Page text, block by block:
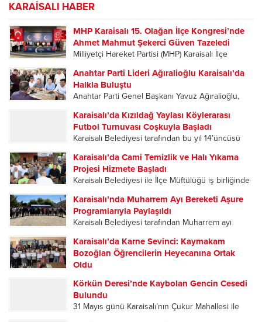
KARAİSALI HABER
MHP Karaisalı 15. Olağan İlçe Kongresi’nde
Ahmet Mahmut Şekerci Güven Tazeledi
Milliyetçi Hareket Partisi (MHP) Karaisalı İlçe
katılımla gerçekleştirildi. Tek listeyle gidilen
kongrede mevcut İlçe Başkanı Ahmet Mahmut
Şekerci, delegelerin oylarıyla yeniden ilçe
başkanlığına seçilerek...
Anahtar Parti Lideri Ağıralioğlu Karaisalı’da
Halkla Buluştu
Anahtar Parti Genel Başkanı Yavuz Ağıralioğlu,
Yayla Şenlikleri kapsamında geldiği Karaisalı’da
vatandaşların ilgisiyle karşılandı. Karaisalı’da
partililer, Ağıralioğlu’nu çiçeklerle karşıladı.
Karşılama programına Anahtar Parti Adana...
Karaisalı’da Kızıldağ Yaylası Köylerarası
Futbol Turnuvası Coşkuyla Başladı
Karaisalı Belediyesi tarafından bu yıl 14’üncüsü
Turnuvası, düzenlenen açılış programıyla başladı.
Sporun ve dostluğun buluştuğu organizasyonun
ilk gününde oynanan karşılaşmalar
futbolseverlere heyecan dolu anlar yaşattı....
Karaisalı’da Cami Temizlik ve Halı Yıkama
Projesi Hizmete Başladı
Karaisalı Belediyesi ile İlçe Müftülüğü iş birliğinde
Halı Yıkama Projesi”, Kızıldağ Yaylası’ndaki
Ramazanoğlu Camii’nde düzenlenen programla
hizmete açıldı. Açılış programına Karaisalı
Kaymakamı Hüseyin...
Karaisalı’nda Muharrem Ayı Bereketi Aşure
Programlarıyla Paylaşıldı
Karaisalı Belediyesi tarafından Muharrem ayı
ilçe merkezi ile mahallelerde yoğun katılımla
gerçekleştirildi. Birlik, beraberlik ve paylaşma
kültürünün ön plana çıktığı etkinliklerde
vatandaşlar aynı sofrada buluştu....
Karaisalı’da Karne Sevinci: Kaymakam
Bozoğlan Öğrencilerin Heyecanına Ortak
Oldu
birlikte Karaisalı’da öğrenciler karne heyecanı
yaşadı. Karaisalı Kaymakamı Hüseyin Bozoğlan,
Eğlence İlkokulu-Ortaokulu’nda düzenlenen
Körkün Deresi’nde Kaybolan Gencin Cesedi
Bulundu
31 Mayıs günü Karaisalı’nın Çukur Mahallesi ile